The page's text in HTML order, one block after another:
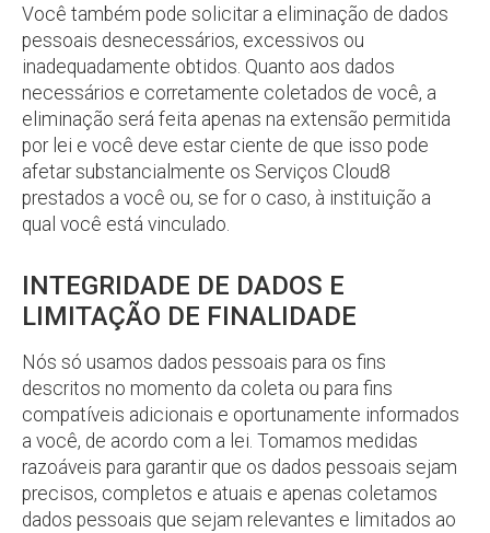
Você também pode solicitar a eliminação de dados
pessoais desnecessários, excessivos ou
inadequadamente obtidos. Quanto aos dados
necessários e corretamente coletados de você, a
eliminação será feita apenas na extensão permitida
por lei e você deve estar ciente de que isso pode
afetar substancialmente os Serviços Cloud8
prestados a você ou, se for o caso, à instituição a
qual você está vinculado.
INTEGRIDADE DE DADOS E
LIMITAÇÃO DE FINALIDADE
Nós só usamos dados pessoais para os fins
descritos no momento da coleta ou para fins
compatíveis adicionais e oportunamente informados
a você, de acordo com a lei. Tomamos medidas
razoáveis para garantir que os dados pessoais sejam
precisos, completos e atuais e apenas coletamos
dados pessoais que sejam relevantes e limitados ao